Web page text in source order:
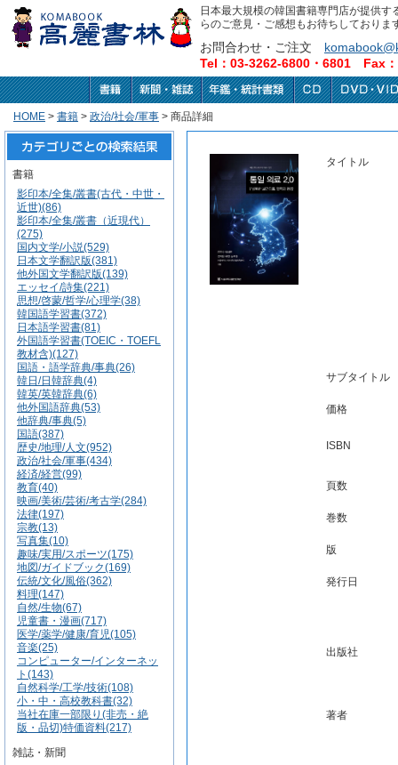
日本最大規模の韓国書籍専門店が提供
らのご意見・ご感想もお待ちしておりま
お問合わせ・ご注文
Tel：03-3262-6800・6801 Fax
HOME > 書籍 > 政治/社会/軍事 > 商品詳細
書籍
影印本/全集/叢書(古代・中世・
近世)(86)
影印本/全集/叢書（近現代）
(275)
国内文学/小説(529)
日本文学翻訳版(381)
他外国文学翻訳版(139)
エッセイ/詩集(221)
思想/啓蒙/哲学/心理学(38)
韓国語学習書(372)
日本語学習書(81)
外国語学習書(TOEIC・TOEFL
教材含)(127)
国語・語学辞典/事典(26)
韓日/日韓辞典(4)
韓英/英韓辞典(6)
他外国語辞典(53)
他辞典/事典(5)
国語(387)
歴史/地理/人文(952)
政治/社会/軍事(434)
経済/経営(99)
教育(40)
映画/美術/芸術/考古学(284)
法律(197)
宗教(13)
写真集(10)
趣味/実用/スポーツ(175)
地図/ガイドブック(169)
伝統/文化/風俗(362)
料理(147)
自然/生物(67)
児童書・漫画(717)
医学/薬学/健康/育児(105)
音楽(25)
コンピューター/インターネッ
ト(143)
自然科学/工学/技術(108)
小・中・高校教科書(32)
当社在庫一部限り(非売・絶
版・品切)特価資料(217)
雑誌・新聞
タイトル
サブタイトル
価格
ISBN
頁数
巻数
版
発行日
出版社
著者